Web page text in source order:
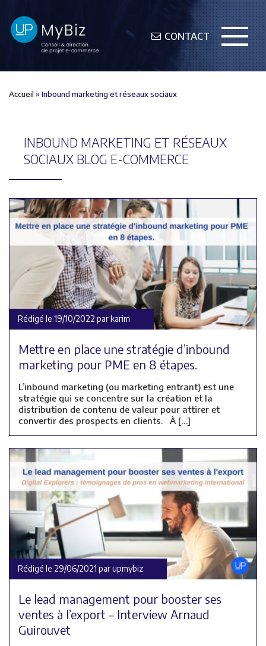
CONTACT
Accueil »Inbound marketing et réseaux sociaux
INBOUND MARKETING ET RÉSEAUX
SOCIAUX BLOG E-COMMERCE
Rédigé le 19/10/2022 par karim
Mettre en place une stratégie d’inbound
marketing pour PME en 8 étapes.
L’inbound marketing (ou marketing entrant) est une
stratégie qui se concentre sur la création et la
distribution de contenu de valeur pour attirer et
convertir des prospects en clients. À […]
Rédigé le 29/06/2021 par upmybiz
Le lead management pour booster ses
ventes à l’export – Interview Arnaud
Guirouvet